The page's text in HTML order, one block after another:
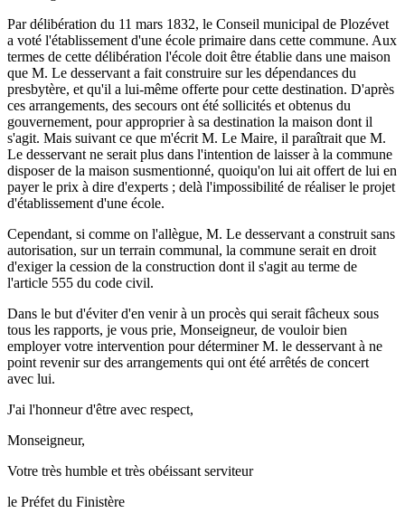
Par délibération du 11 mars 1832, le Conseil municipal de Plozévet
a voté l'établissement d'une école primaire dans cette commune. Aux
termes de cette délibération l'école doit être établie dans une maison
que M. Le desservant a fait construire sur les dépendances du
presbytère, et qu'il a lui-même offerte pour cette destination. D'après
ces arrangements, des secours ont été sollicités et obtenus du
gouvernement, pour approprier à sa destination la maison dont il
s'agit. Mais suivant ce que m'écrit M. Le Maire, il paraîtrait que M.
Le desservant ne serait plus dans l'intention de laisser à la commune
disposer de la maison susmentionné, quoiqu'on lui ait offert de lui en
payer le prix à dire d'experts ; delà l'impossibilité de réaliser le projet
d'établissement d'une école.
Cependant, si comme on l'allègue, M. Le desservant a construit sans
autorisation, sur un terrain communal, la commune serait en droit
d'exiger la cession de la construction dont il s'agit au terme de
l'article 555 du code civil.
Dans le but d'éviter d'en venir à un procès qui serait fâcheux sous
tous les rapports, je vous prie, Monseigneur, de vouloir bien
employer votre intervention pour déterminer M. le desservant à ne
point revenir sur des arrangements qui ont été arrêtés de concert
avec lui.
J'ai l'honneur d'être avec respect,
Monseigneur,
Votre très humble et très obéissant serviteur
le Préfet du Finistère